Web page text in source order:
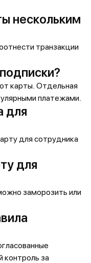
нескольким
транзакции
карты. Отдельная
платежами.
для
для сотрудника
для
заморозить или
за